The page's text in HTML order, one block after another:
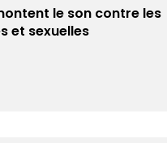
le son contre les
et sexuelles